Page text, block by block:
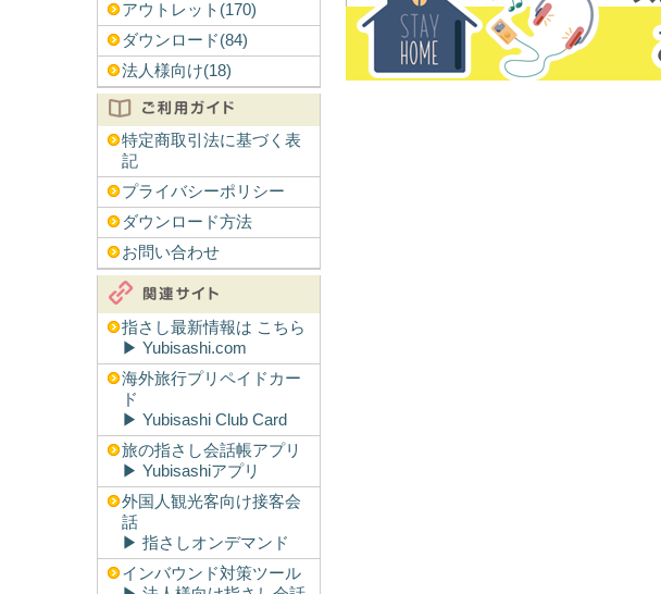
アウトレット(170)
ダウンロード(84)
法人様向け(18)
特定商取引法に基づく表
記
プライバシーポリシー
ダウンロード方法
お問い合わせ
指さし最新情報は こちら
▶︎ Yubisashi.com
海外旅行プリペイドカー
ド
▶︎ Yubisashi Club Card
旅の指さし会話帳アプリ
▶︎ Yubisashiアプリ
外国人観光客向け接客会
話
▶︎ 指さしオンデマンド
インバウンド対策ツール